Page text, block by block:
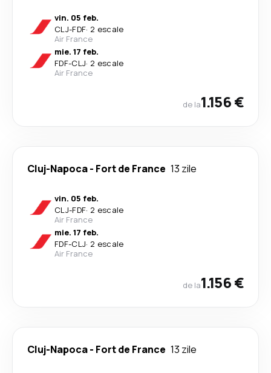
vin. 05 feb.
CLJ-FDF· 2 escale
Air France
mie. 17 feb.
FDF-CLJ· 2 escale
Air France
de la1.156 €
Cluj-Napoca- Fort de France 13 zile
vin. 05 feb.
CLJ-FDF· 2 escale
Air France
mie. 17 feb.
FDF-CLJ· 2 escale
Air France
de la1.156 €
Cluj-Napoca- Fort de France 13 zile